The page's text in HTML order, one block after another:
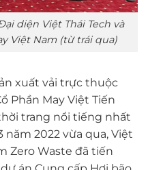
diện Việt Thái Tech và
Việt Nam (từ trái qua)
xuất vải trực thuộc
Phần May Việt Tiến
trang nổi tiếng nhất
năm 2022 vừa qua, Việt
Zero Waste đã tiến